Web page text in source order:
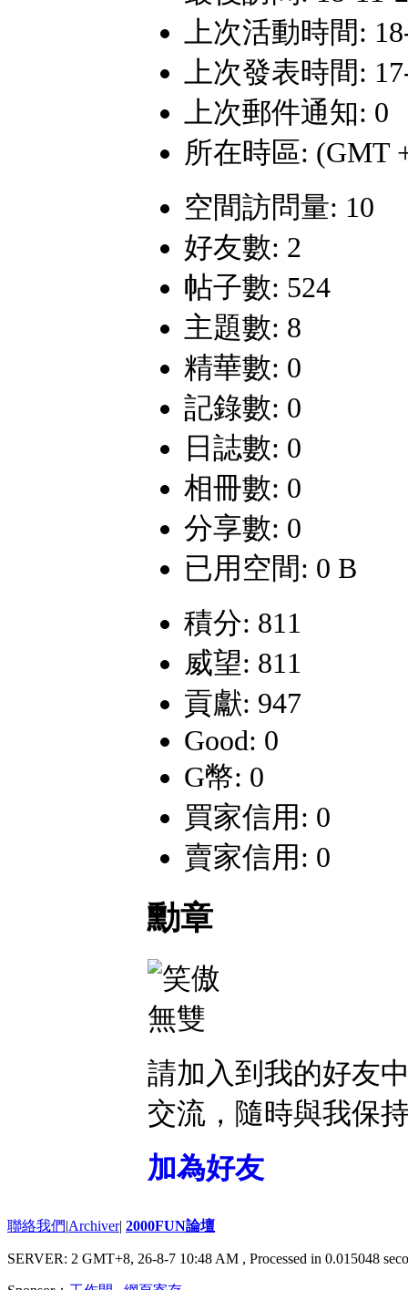
上次活動時間:
上次發表時間:
上次郵件通知: 0
所在時區: (GMT
空間訪問量: 10
好友數: 2
帖子數: 524
主題數: 8
精華數: 0
記錄數: 0
日誌數: 0
相冊數: 0
分享數: 0
已用空間: 0 B
積分: 811
威望: 811
貢獻: 947
Good: 0
G幣: 0
買家信用: 0
賣家信用: 0
勳章
請加入到我的好友
交流，隨時與我保
加為好友
聯絡我們|Archiver| 2000FUN論壇
SERVER: 2 GMT+8, 26-8-7 10:48 AM , Processed in 0.015048